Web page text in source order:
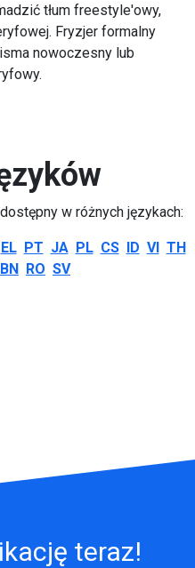
tłum freestyle'owy,
Fryzjer formalny
nowoczesny lub
w różnych językach:
EL PT JA PL CS ID VI TH
BN RO SV
teraz!